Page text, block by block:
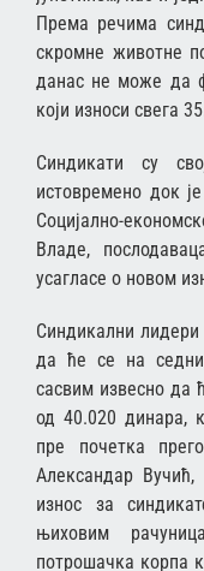
Према речима
скромне животне
данас не може да
који износи свега
Синдикати су
истовремено док
Социјално-
Владе,
усагласе о новом
Синдикални
да ће се на
сасвим извесно да
од 40.020 динара,
пре почетка
Александар
износ за
њиховим
потрошачка корпа